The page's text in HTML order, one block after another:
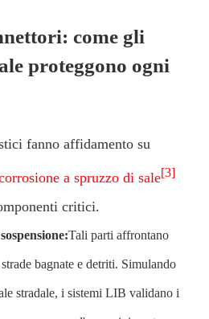
come gli
proteggono ogni
fanno affidamento su
a spruzzo di sale[3]
critici.
Tali parti affrontano
bagnate e detriti. Simulando
stradale, i sistemi LIB validano i